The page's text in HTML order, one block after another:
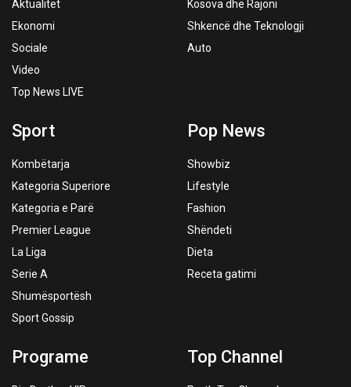
Aktualitet
Ekonomi
Sociale
Video
Top News LIVE
Kosova dhe Rajoni
Shkencë dhe Teknologji
Auto
Sport
Kombëtarja
Kategoria Superiore
Kategoria e Parë
Premier League
La Liga
Serie A
Shumësportësh
Sport Gossip
Pop News
Showbiz
Lifestyle
Fashion
Shëndeti
Dieta
Receta gatimi
Programe Top Channel